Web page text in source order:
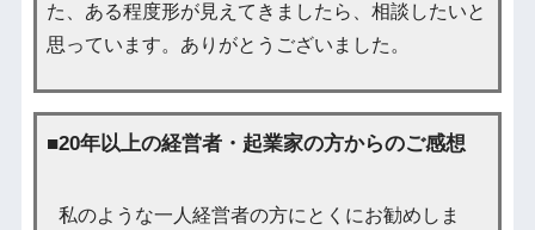
た、ある程度形が見えてきましたら、相談したいと
思っています。ありがとうございました。
■20年以上の経営者・起業家の方からのご感想
私のような一人経営者の方にとくにお勧めしま